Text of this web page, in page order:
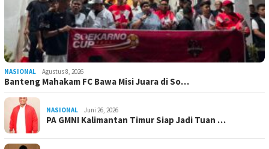
NASIONAL Agustus 8, 2026
Banteng Mahakam FC Bawa Misi Juara di So…
NASIONAL Juni 26, 2026
PA GMNI Kalimantan Timur Siap Jadi Tuan …